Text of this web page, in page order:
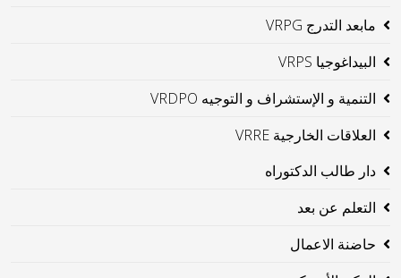
مابعد التدرج VRPG
البيداغوجيا VRPS
التنمية و الإستشراف و التوجيه VRDPO
العلاقات الخارجية VRRE
دار طالب الدكتوراه
التعلم عن بعد
حاضنة الاعمال